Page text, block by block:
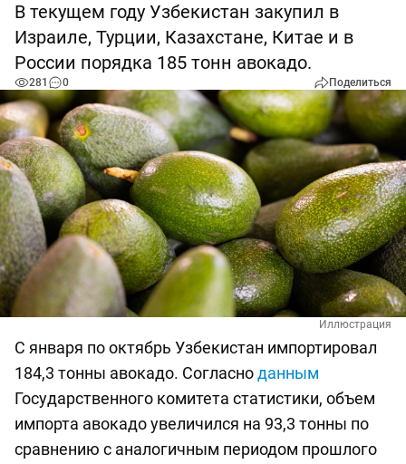
В текущем году Узбекистан закупил в
Израиле, Турции, Казахстане, Китае и в
России порядка 185 тонн авокадо.
281 0 Поделиться
Иллюстрация
С января по октябрь Узбекистан импортировал
184,3 тонны авокадо. Согласноданным
Государственного комитета статистики, объем
импорта авокадо увеличился на 93,3 тонны по
сравнению с аналогичным периодом прошлого